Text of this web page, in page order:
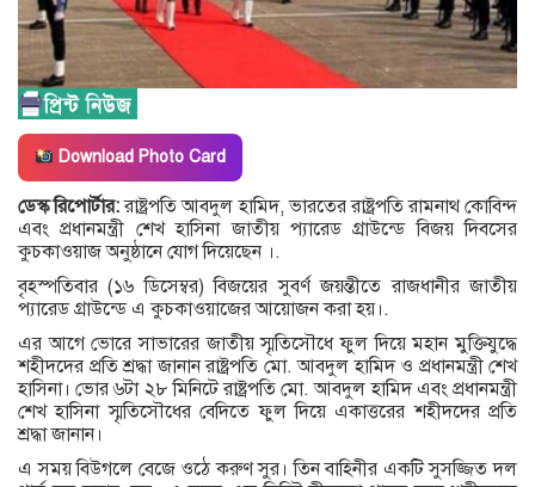
Download Photo Card
ডেস্ক রিপোর্টার:রাষ্ট্রপতি আবদুল হামিদ, ভারতের রাষ্ট্রপতি রামনাথ কোবিন্দ
এবং প্রধানমন্ত্রী শেখ হাসিনা জাতীয় প্যারেড গ্রাউন্ডে বিজয় দিবসের
কুচকাওয়াজ অনুষ্ঠানে যোগ দিয়েছেন ।.
বৃহস্পতিবার (১৬ ডিসেম্বর) বিজয়ের সুবর্ণ জয়ন্তীতে রাজধানীর জাতীয়
প্যারেড গ্রাউন্ডে এ কুচকাওয়াজের আয়োজন করা হয়।.
এর আগে ভোরে সাভারের জাতীয় স্মৃতিসৌধে ফুল দিয়ে মহান মুক্তিযুদ্ধে
শহীদদের প্রতি শ্রদ্ধা জানান রাষ্ট্রপতি মো. আবদুল হামিদ ও প্রধানমন্ত্রী শেখ
হাসিনা। ভোর ৬টা ২৮ মিনিটে রাষ্ট্রপতি মো. আবদুল হামিদ এবং প্রধানমন্ত্রী
শেখ হাসিনা স্মৃতিসৌধের বেদিতে ফুল দিয়ে একাত্তরের শহীদদের প্রতি
শ্রদ্ধা জানান।
এ সময় বিউগলে বেজে ওঠে করুণ সুর। তিন বাহিনীর একটি সুসজ্জিত দল